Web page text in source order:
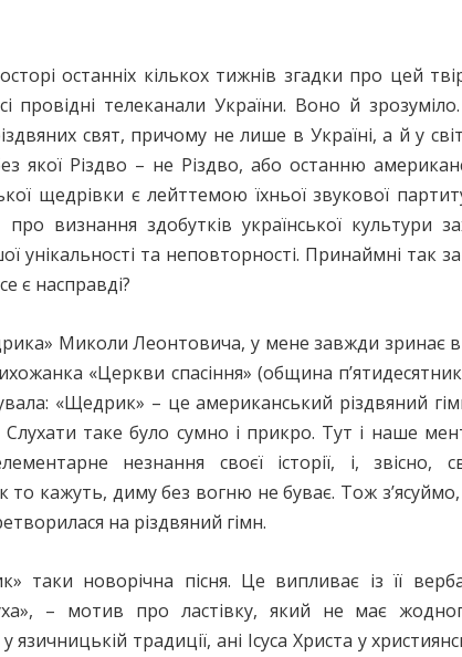
останніх кількох тижнів згадки про цей
провідні телеканали України. Воно й
свят, причому не лише в Україні, а й у
якої Різдво – не Різдво, або останню
щедрівки є лейттемою їхньої звукової
про визнання здобутків української культури
унікальності та неповторності. Принаймні так
є насправді?
Миколи Леонтовича, у мене завжди зринає в
«Церкви спасіння» (община
«Щедрик» – це американський різдвяний
Слухати таке було сумно і прикро. Тут і наше
незнання своєї історії, і, звісно,
то кажуть, диму без вогню не буває. Тож
на різдвяний гімн.
новорічна пісня. Це випливає із її
– мотив про ластівку, який не має
традиції, ані Ісуса Христа у